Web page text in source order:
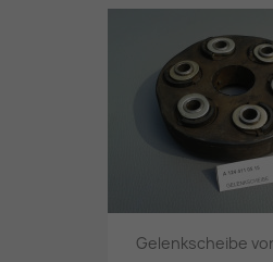
Gelenkscheibe